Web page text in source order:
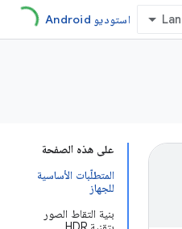
استوديو Android
على هذه الصفحة
المتطلّبات الأساسية
للجهاز
بنية التقاط الصور